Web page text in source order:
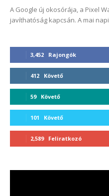
A Google új okosórája, a Pixel
javíthatóság kapcsán. A mai
3,452 Rajongók
412 Követő
59 Követő
101 Követő
2,589 Feliratkozó